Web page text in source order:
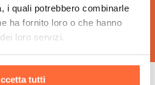
i quali potrebbero combinarle
ha fornito loro o che hanno
loro servizi.
tutti